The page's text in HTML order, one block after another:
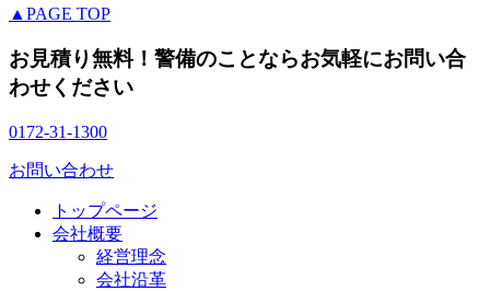
▲PAGE TOP
お見積り無料！警備のことならお気軽にお問い合
わせください
0172-31-1300
お問い合わせ
トップページ
会社概要
経営理念
会社沿革